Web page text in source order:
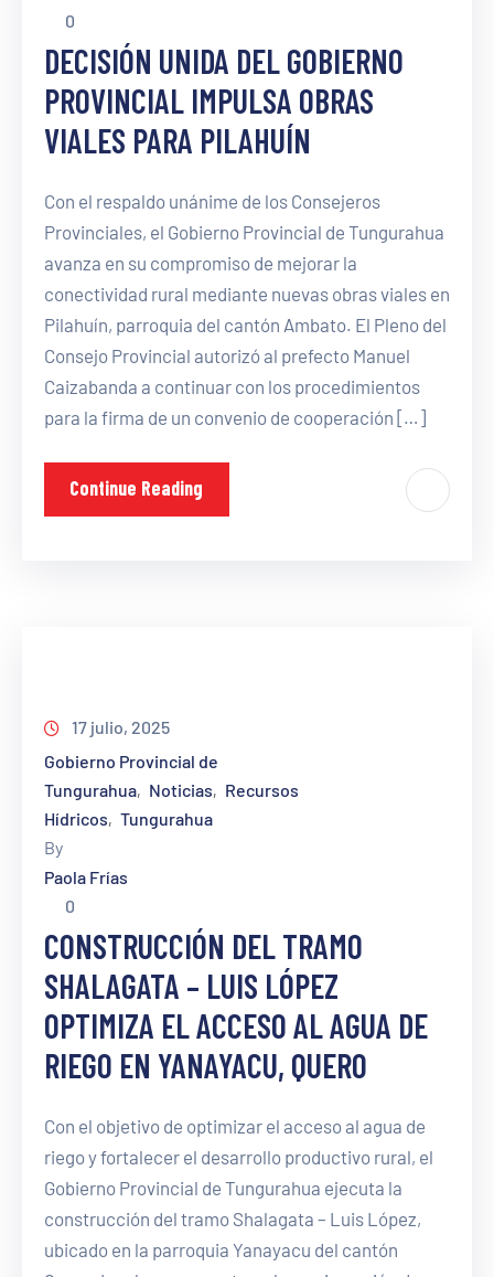
0
DECISIÓN UNIDA DEL GOBIERNO
PROVINCIAL IMPULSA OBRAS
VIALES PARA PILAHUÍN
Con el respaldo unánime de los Consejeros
Provinciales, el Gobierno Provincial de Tungurahua
avanza en su compromiso de mejorar la
conectividad rural mediante nuevas obras viales en
Pilahuín, parroquia del cantón Ambato. El Pleno del
Consejo Provincial autorizó al prefecto Manuel
Caizabanda a continuar con los procedimientos
para la firma de un convenio de cooperación […]
Continue Reading
17 julio, 2025
Gobierno Provincial de
Tungurahua‚ Noticias‚ Recursos
Hídricos‚ Tungurahua
By
Paola Frías
0
CONSTRUCCIÓN DEL TRAMO
SHALAGATA – LUIS LÓPEZ
OPTIMIZA EL ACCESO AL AGUA DE
RIEGO EN YANAYACU, QUERO
Con el objetivo de optimizar el acceso al agua de
riego y fortalecer el desarrollo productivo rural, el
Gobierno Provincial de Tungurahua ejecuta la
construcción del tramo Shalagata – Luis López,
ubicado en la parroquia Yanayacu del cantón